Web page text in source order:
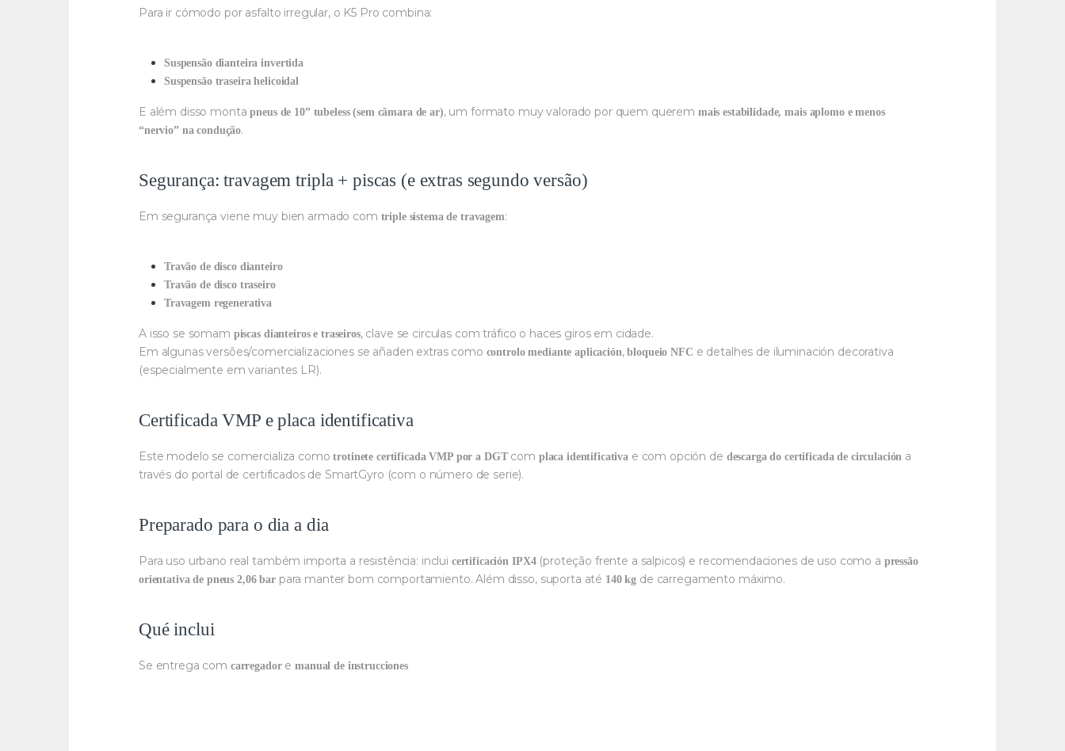
Para ir cómodo por asfalto irregular, o K5 Pro combina:
Suspensão dianteira invertida
Suspensão traseira helicoidal
E além disso montapneus de 10” tubeless (sem câmara de ar), um formato muy valorado por quem querem mais estabilidade, mais aplomo e menos
“nervio” na condução.
Segurança: travagem tripla + piscas (e extras segundo versão)
Em segurança viene muy bien armado com triple sistema de travagem:
Travão de disco dianteiro
Travão de disco traseiro
Travagem regenerativa
A isso se somam piscas dianteiros e traseiros, clave se circulas com tráfico o haces giros em cidade.
Em algunas versões/comercializaciones se añaden extras como controlo mediante aplicación,bloqueio NFC e detalhes de iluminación decorativa
(especialmente em variantes LR).
Certificada VMP e placa identificativa
Este modelo se comercializa comotrotinete certificada VMP por a DGTcom placa identificativa e com opción de descarga do certificada de circulación a
través do portal de certificados de SmartGyro (com o número de serie).
Preparado para o dia a dia
Para uso urbano real também importa a resistência: inclui certificación IPX4(proteção frente a salpicos) e recomendaciones de uso como a pressão
orientativa de pneus 2,06 barpara manter bom comportamiento. Além disso, suporta até 140 kg de carregamento máximo.
Qué inclui
Se entrega com carregadoremanual de instrucciones